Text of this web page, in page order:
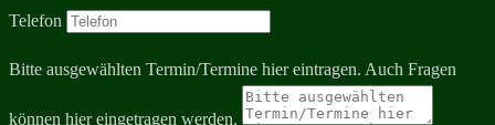
Telefon
Bitte ausgewählten Termin/Termine hier eintragen. Auch Fragen
können hier eingetragen werden.